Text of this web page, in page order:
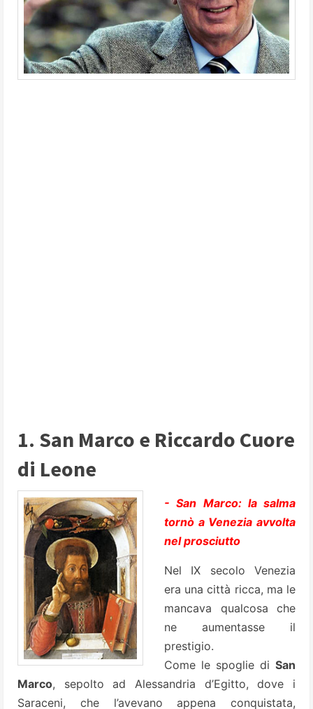
1. San Marco e Riccardo Cuore
di Leone
- San Marco: la salma
tornò a Venezia avvolta
nel prosciutto
Nel IX secolo Venezia
era una città ricca, ma le
mancava qualcosa che
ne aumentasse il
prestigio.
Come le spoglie di San
Marco, sepolto ad Alessandria d’Egitto, dove i
Saraceni, che l’avevano appena conquistata,